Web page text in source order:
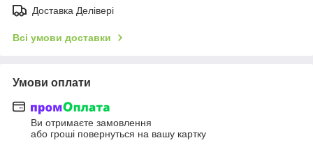
Доставка Делівері
Всі умови доставки
Умови оплати
Ви отримаєте замовлення
або гроші повернуться на вашу картку